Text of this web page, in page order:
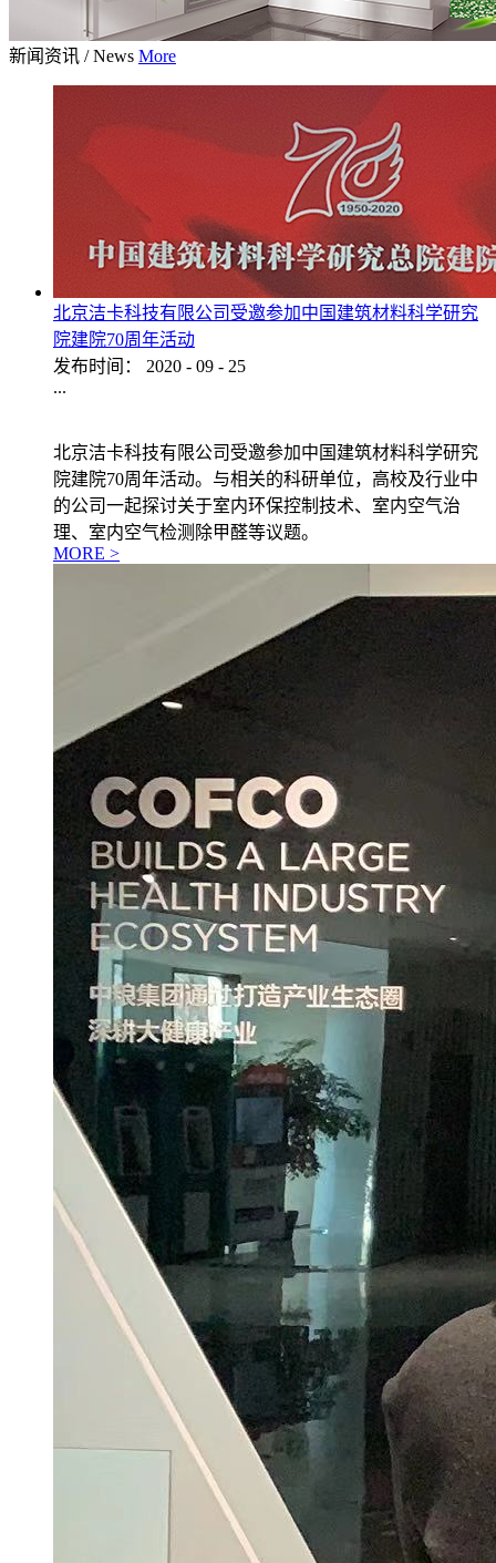
新闻资讯 / News More
北京洁卡科技有限公司受邀参加中国建筑材料科学研究
院建院70周年活动
发布时间：
2020 - 09 - 25
...
北京洁卡科技有限公司受邀参加中国建筑材料科学研究
院建院70周年活动。与相关的科研单位，高校及行业中
的公司一起探讨关于室内环保控制技术、室内空气治
理、室内空气检测除甲醛等议题。
MORE >